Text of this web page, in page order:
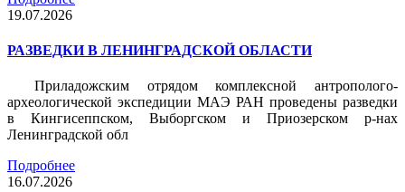
19.07.2026
РАЗВЕДКИ В ЛЕНИНГРАДСКОЙ ОБЛАСТИ
Приладожским отрядом комплексной антрополого-
археологической экспедиции МАЭ РАН проведены разведки
в Кингисеппском, Выборгском и Приозерском р-нах
Ленинградской обл
Подробнее
16.07.2026